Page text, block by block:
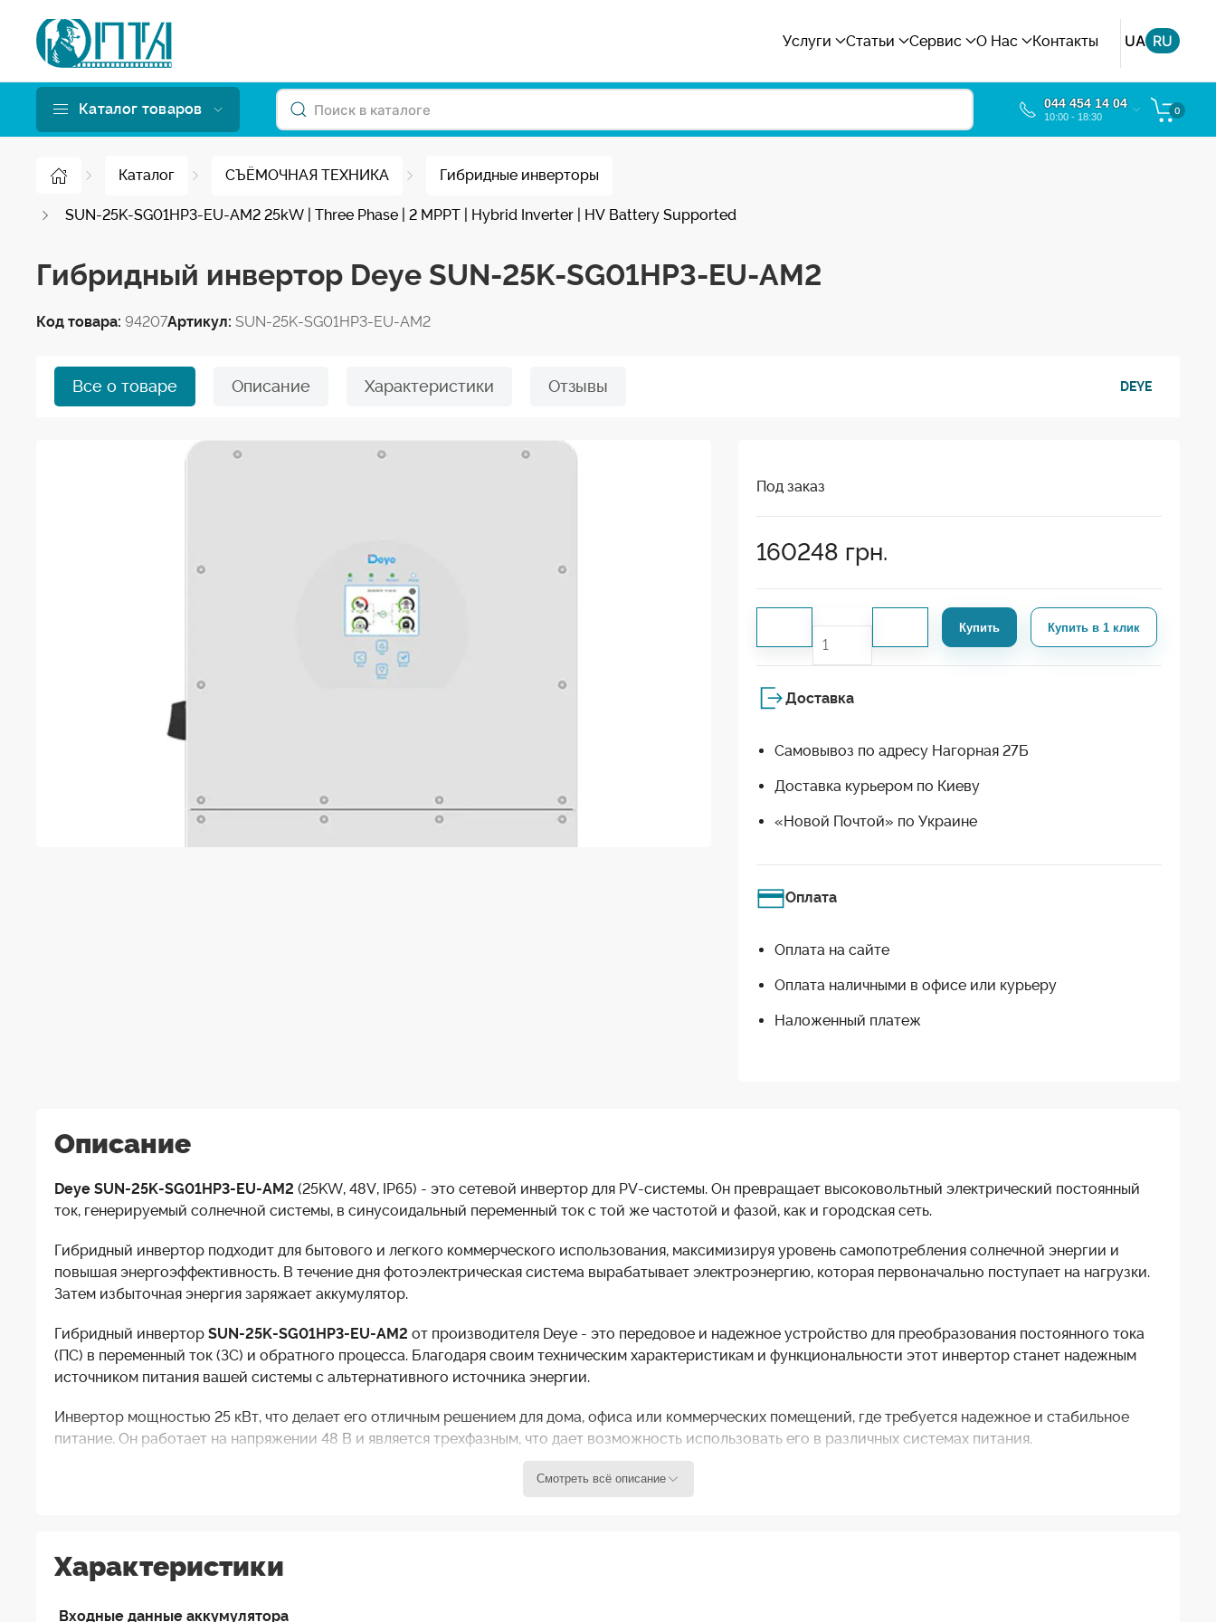
Услуги Статьи Сервис О Нас Контакты UA RU
Каталог товаров 044 454 14 04
10:00 - 18:30
0
Каталог СЪЁМОЧНАЯ ТЕХНИКА Гибридные инверторы
SUN-25K-SG01HP3-EU-AM2 25kW | Three Phase | 2 MPPT | Hybrid Inverter | HV Battery Supported
Гибридный инвертор Deye SUN-25K-SG01HP3-EU-AM2
Код товара: 94207Артикул: SUN-25K-SG01HP3-EU-AM2
Все о товаре Описание Характеристики Отзывы DEYE
Под заказ
160248 грн.
Купить Купить в 1 клик
Доставка
Самовывоз по адресу Нагорная 27Б
Доставка курьером по Киеву
«Новой Почтой» по Украине
Оплата
Оплата на сайте
Оплата наличными в офисе или курьеру
Наложенный платеж
Описание
Deye SUN-25K-SG01HP3-EU-AM2 (25KW, 48V, IP65) - это сетевой инвертор для PV-системы. Он превращает высоковольтный электрический постоянный
ток, генерируемый солнечной системы, в синусоидальный переменный ток с той же частотой и фазой, как и городская сеть.
Гибридный инвертор подходит для бытового и легкого коммерческого использования, максимизируя уровень самопотребления солнечной энергии и
повышая энергоэффективность. В течение дня фотоэлектрическая система вырабатывает электроэнергию, которая первоначально поступает на нагрузки.
Затем избыточная энергия заряжает аккумулятор.
Гибридный инвертор SUN-25K-SG01HP3-EU-AM2 от производителя Deye - это передовое и надежное устройство для преобразования постоянного тока
(ПС) в переменный ток (ЗС) и обратного процесса. Благодаря своим техническим характеристикам и функциональности этот инвертор станет надежным
источником питания вашей системы с альтернативного источника энергии.
Инвертор мощностью 25 кВт, что делает его отличным решением для дома, офиса или коммерческих помещений, где требуется надежное и стабильное
питание. Он работает на напряжении 48 В и является трехфазным, что дает возможность использовать его в различных системах питания.
Одним из основных преимуществ этого гибридного инвертора является возможность подключения к беспроводной сети через Wi-Fi. Эта функция
Технология, используемая в инверторе, обеспечивает высокую эффективность преобразования энергии, что помогает сэкономить вам на расходах на
электроэнергию. Инвертор также имеет интеллектуальную систему управления, которая автоматически выключает инвертор в случае отсутствия
Смотреть всё описание
Характеристики
Входные данные аккумулятора